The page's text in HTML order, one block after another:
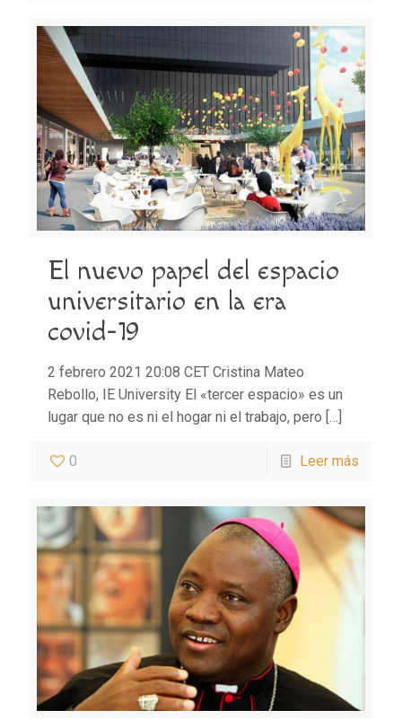
El nuevo papel del espacio
universitario en la era
covid-19
2 febrero 2021 20:08 CET Cristina Mateo
Rebollo, IE University El «tercer espacio» es un
lugar que no es ni el hogar ni el trabajo, pero […]
0 Leer más